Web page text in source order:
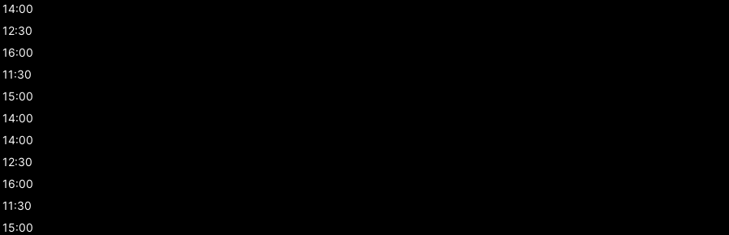
14:00
12:30
16:00
11:30
15:00
14:00
14:00
12:30
16:00
11:30
15:00